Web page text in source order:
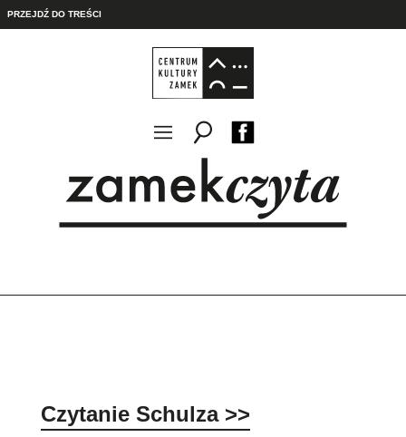
PRZEJDŹ DO TREŚCI
Czytanie Schulza >>